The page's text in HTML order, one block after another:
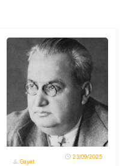
Gayet
23/09/2025